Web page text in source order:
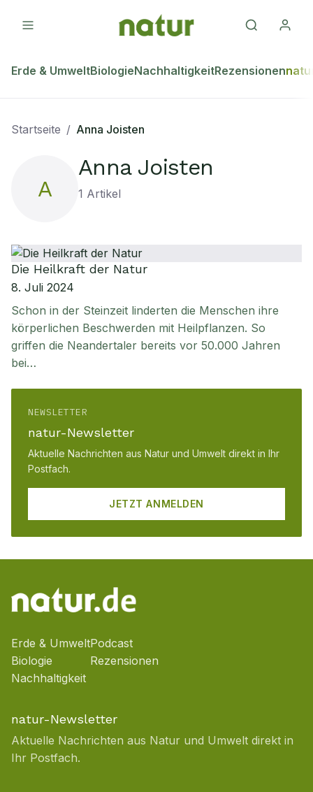
Erde & UmweltBiologieNachhaltigkeitRezensionen
Startseite / Anna Joisten
A
Anna Joisten
1 Artikel
Die Heilkraft der Natur
8. Juli 2024
Schon in der Steinzeit linderten die Menschen ihre
körperlichen Beschwerden mit Heilpflanzen. So
griffen die Neandertaler bereits vor 50.000 Jahren
bei…
NEWSLETTER
natur-Newsletter
Aktuelle Nachrichten aus Natur und Umwelt direkt in Ihr
Postfach.
JETZT ANMELDEN
Erde & Umwelt
Biologie
Nachhaltigkeit
Podcast
Rezensionen
natur-Newsletter
Aktuelle Nachrichten aus Natur und Umwelt direkt in
Ihr Postfach.